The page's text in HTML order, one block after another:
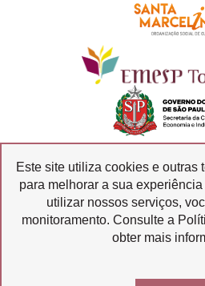
Ouvidoria
SIC
Este site utiliza cookies e outras
para melhorar a sua
utilizar nossos serviços,
monitoramento. Consulte a
obter mais